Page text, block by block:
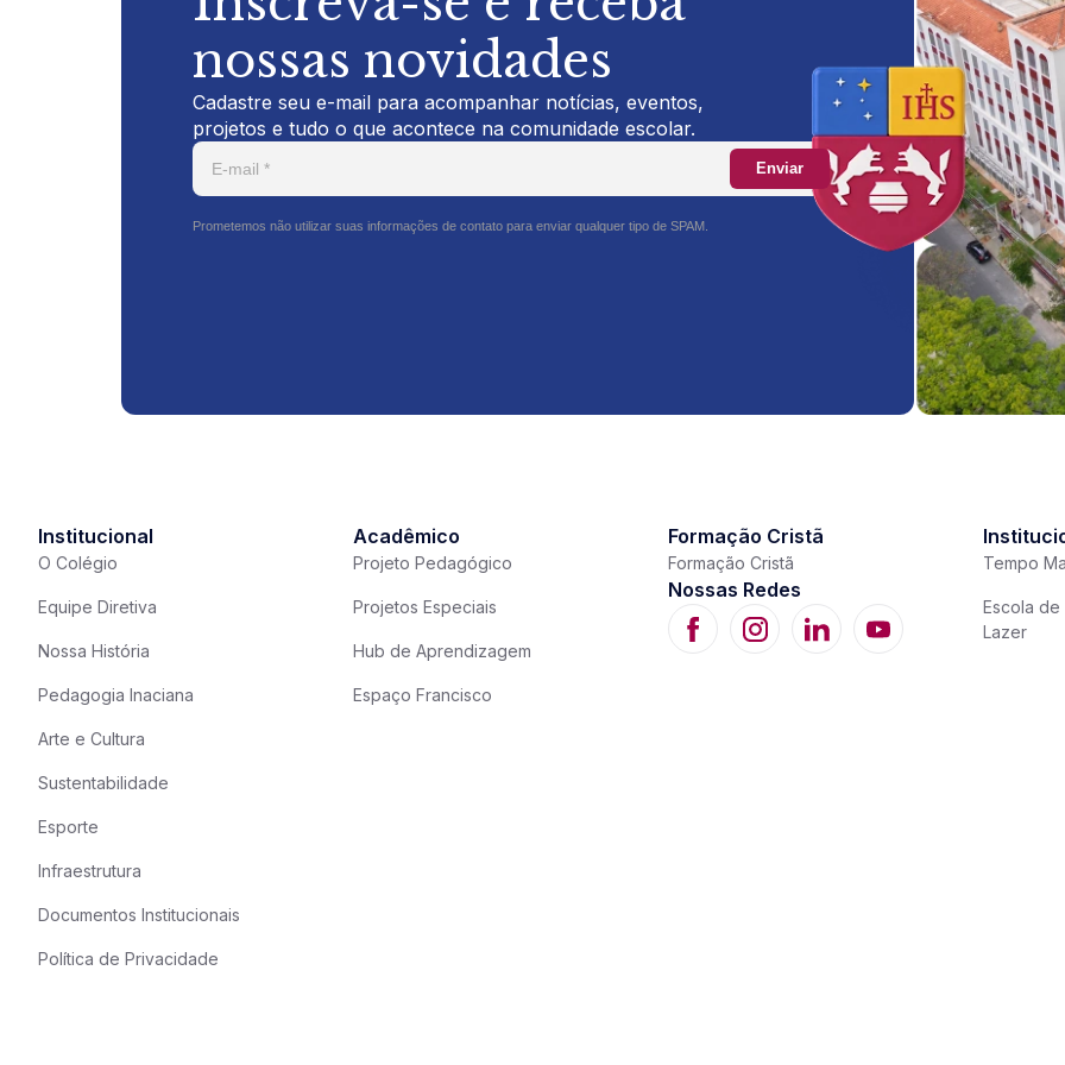
nossas novidades
Cadastre seu e-mail para acompanhar notícias, eventos,
projetos e tudo o que acontece na comunidade escolar.
Enviar
Prometemos não utilizar suas informações de contato para enviar qualquer tipo de SPAM.
Institucional
O Colégio
Equipe Diretiva
Nossa História
Pedagogia Inaciana
Arte e Cultura
Sustentabilidade
Esporte
Infraestrutura
Documentos Institucionais
Política de Privacidade
Acadêmico
Projeto Pedagógico
Projetos Especiais
Hub de Aprendizagem
Espaço Francisco
Formação Cristã
Formação Cristã
Nossas Redes
Tempo
Escola de
Lazer